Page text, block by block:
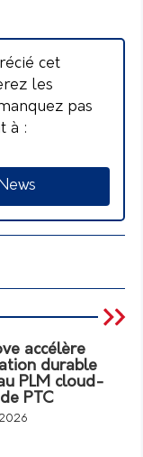
cet
les
pas
à :
accélère
durable
PLM cloud-
PTC